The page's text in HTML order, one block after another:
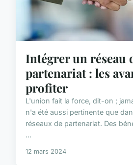
Intégrer un réseau
partenariat : les
profiter
L'union fait la force, dit-on ;
n'a été aussi pertinente que
réseaux de partenariat. Des
...
12 mars 2024